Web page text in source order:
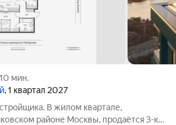
10 мин.
, 1 квартал 2027
В жилом квартале,
районе Москвы, продаётся 3-к